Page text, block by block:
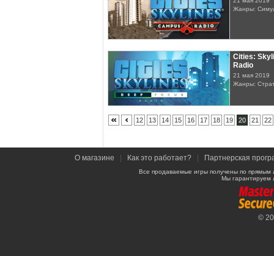
Жанры:
Cities:
Radio
21 мая 2019
Жанры:
12 13 14 15 16 17 18 19 20 21 22
О магазине Как это работает? Партнерская
Все продаваемые игры получены по
Мы гарантируем
©